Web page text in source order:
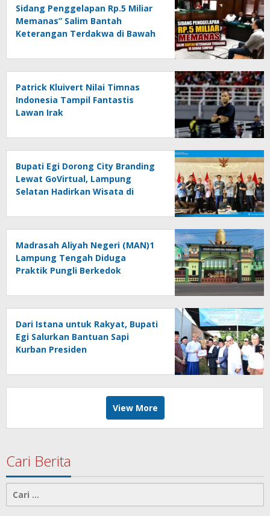
Sidang Penggelapan Rp.5 Miliar
Memanas” Salim Bantah
Keterangan Terdakwa di Bawah
Patrick Kluivert Nilai Timnas
Indonesia Tampil Fantastis
Lawan Irak
Bupati Egi Dorong City Branding
Lewat GoVirtual, Lampung
Selatan Hadirkan Wisata di
Madrasah Aliyah Negeri (MAN)1
Lampung Tengah Diduga
Praktik Pungli Berkedok
Faktanya …!!!
Dari Istana untuk Rakyat, Bupati
Egi Salurkan Bantuan Sapi
Kurban Presiden
View More
Cari Berita
Cari